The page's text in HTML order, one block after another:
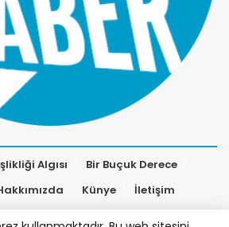
Algısı
Bir Buçuk Derece
Künye İletişim